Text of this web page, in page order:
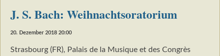
J. S. Bach: Weihnachtsoratorium
20. Dezember 2018 20:00
Strasbourg (FR), Palais de la Musique et des Congrès